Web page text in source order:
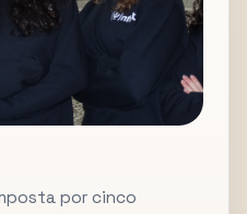
por cinco